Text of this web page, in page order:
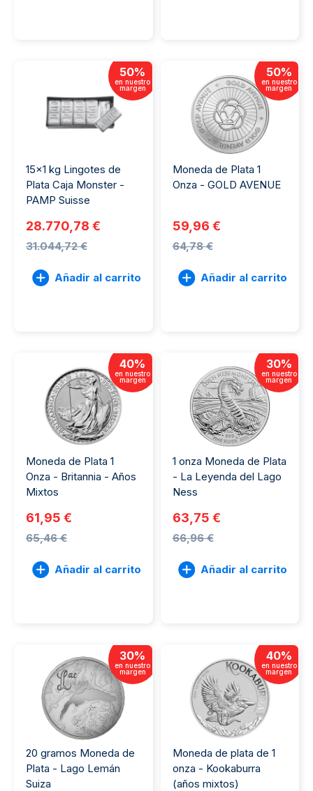
50%
en nuestro
margen
15x1 kg Lingotes de
Plata Caja Monster -
PAMP Suisse
28.770,78 €
31.044,72 €
Añadir al carrito
50%
en nuestro
margen
Moneda de Plata 1
Onza - GOLD AVENUE
59,96 €
64,78 €
Añadir al carrito
40%
en nuestro
margen
Moneda de Plata 1
Onza - Britannia - Años
Mixtos
61,95 €
65,46 €
Añadir al carrito
30%
en nuestro
margen
1 onza Moneda de Plata
- La Leyenda del Lago
Ness
63,75 €
66,96 €
Añadir al carrito
30%
en nuestro
margen
20 gramos Moneda de
Plata - Lago Lemán
Suiza
40%
en nuestro
margen
Moneda de plata de 1
onza - Kookaburra
(años mixtos)